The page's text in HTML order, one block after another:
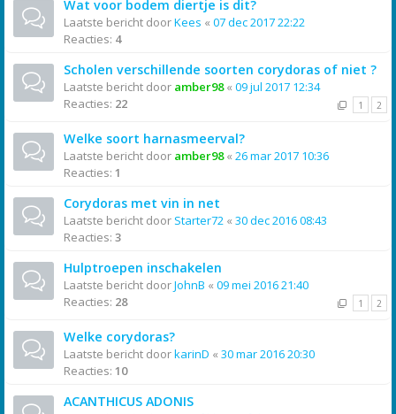
Wat voor bodem diertje is dit?
Laatste bericht doorKees « 07 dec 2017 22:22
Reacties: 4
Scholen verschillende soorten corydoras of niet ?
Laatste bericht door amber98« 09 jul 2017 12:34
Reacties: 22 1 2
Welke soort harnasmeerval?
Laatste bericht door amber98« 26 mar 2017 10:36
Reacties: 1
Corydoras met vin in net
Laatste bericht door Starter72 « 30 dec 2016 08:43
Reacties: 3
Hulptroepen inschakelen
Laatste bericht doorJohnB « 09 mei 2016 21:40
Reacties: 28 1 2
Welke corydoras?
Laatste bericht doorkarinD « 30 mar 2016 20:30
Reacties: 10
ACANTHICUS ADONIS